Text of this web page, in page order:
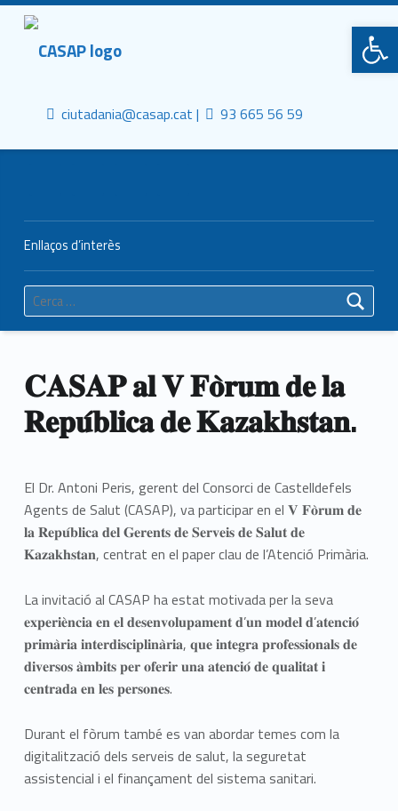
ciutadania@casap.cat |
93 665 56 59
Header info sidebar
Enllaços d’interès
Cerca:
𝐂𝐀𝐒𝐀𝐏 𝐚𝐥 𝐕 𝐅𝐨̀𝐫𝐮𝐦 𝐝𝐞 𝐥𝐚
𝐑𝐞𝐩𝐮́𝐛𝐥𝐢𝐜𝐚 𝐝𝐞 𝐊𝐚𝐳𝐚𝐤𝐡𝐬𝐭𝐚𝐧.
El Dr. Antoni Peris, gerent del Consorci de Castelldefels
Agents de Salut (CASAP), va participar en el 𝐕 𝐅𝐨̀𝐫𝐮𝐦 𝐝𝐞
𝐥𝐚 𝐑𝐞𝐩𝐮́𝐛𝐥𝐢𝐜𝐚 𝐝𝐞𝐥 𝐆𝐞𝐫𝐞𝐧𝐭𝐬 𝐝𝐞 𝐒𝐞𝐫𝐯𝐞𝐢𝐬 𝐝𝐞 𝐒𝐚𝐥𝐮𝐭 𝐝𝐞
𝐊𝐚𝐳𝐚𝐤𝐡𝐬𝐭𝐚𝐧, centrat en el paper clau de l’Atenció Primària.
La invitació al CASAP ha estat motivada per la seva
𝐞𝐱𝐩𝐞𝐫𝐢𝐞̀𝐧𝐜𝐢𝐚 𝐞𝐧 𝐞𝐥 𝐝𝐞𝐬𝐞𝐧𝐯𝐨𝐥𝐮𝐩𝐚𝐦𝐞𝐧𝐭 𝐝’𝐮𝐧 𝐦𝐨𝐝𝐞𝐥 𝐝’𝐚𝐭𝐞𝐧𝐜𝐢𝐨́
𝐩𝐫𝐢𝐦𝐚̀𝐫𝐢𝐚 𝐢𝐧𝐭𝐞𝐫𝐝𝐢𝐬𝐜𝐢𝐩𝐥𝐢𝐧𝐚̀𝐫𝐢𝐚, 𝐪𝐮𝐞 𝐢𝐧𝐭𝐞𝐠𝐫𝐚 𝐩𝐫𝐨𝐟𝐞𝐬𝐬𝐢𝐨𝐧𝐚𝐥𝐬 𝐝𝐞
𝐝𝐢𝐯𝐞𝐫𝐬𝐨𝐬 𝐚̀𝐦𝐛𝐢𝐭𝐬 𝐩𝐞𝐫 𝐨𝐟𝐞𝐫𝐢𝐫 𝐮𝐧𝐚 𝐚𝐭𝐞𝐧𝐜𝐢𝐨́ 𝐝𝐞 𝐪𝐮𝐚𝐥𝐢𝐭𝐚𝐭 𝐢
𝐜𝐞𝐧𝐭𝐫𝐚𝐝𝐚 𝐞𝐧 𝐥𝐞𝐬 𝐩𝐞𝐫𝐬𝐨𝐧𝐞𝐬.
Durant el fòrum també es van abordar temes com la
digitalització dels serveis de salut, la seguretat
assistencial i el finançament del sistema sanitari.
Obre la barra d'eines